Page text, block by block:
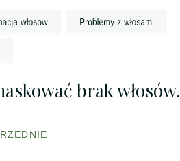
brak włosów.